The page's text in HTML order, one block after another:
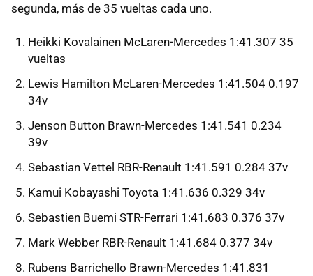
segunda, más de 35 vueltas cada uno.
Heikki Kovalainen McLaren-Mercedes 1:41.307 35
vueltas
Lewis Hamilton McLaren-Mercedes 1:41.504 0.197
34v
Jenson Button Brawn-Mercedes 1:41.541 0.234
39v
Sebastian Vettel RBR-Renault 1:41.591 0.284 37v
Kamui Kobayashi Toyota 1:41.636 0.329 34v
Sebastien Buemi STR-Ferrari 1:41.683 0.376 37v
Mark Webber RBR-Renault 1:41.684 0.377 34v
Rubens Barrichello Brawn-Mercedes 1:41.831